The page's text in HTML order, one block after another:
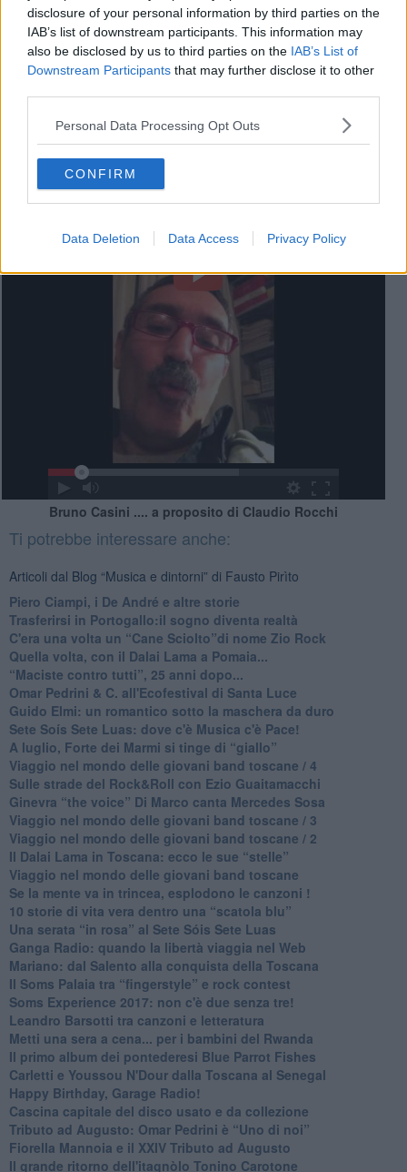
disclosure of your personal information by third parties on the
IAB’s list of downstream participants. This information may
also be disclosed by us to third parties on the IAB’s List of
Downstream Participants that may further disclose it to other
Personal Data Processing Opt Outs
CONFIRM
Data Deletion Data Access Privacy Policy
Bruno Casini presenta al Mama Beach di Torre Del Lago il suo
libro “Sex and the World"
Bruno Casini .... a proposito di Claudio Rocchi
Ti potrebbe interessare anche:
Articoli dal Blog “Musica e dintorni” di Fausto Pirìto
​Piero Ciampi, i De André e altre storie
​Trasferirsi in Portogallo:il sogno diventa realtà
​C'era una volta un “Cane Sciolto”di nome Zio Rock
Quella volta, con il Dalai Lama a Pomaia...
​“Maciste contro tutti”, 25 anni dopo...
​Omar Pedrini & C. all'Ecofestival di Santa Luce
Guido Elmi: un romantico sotto la maschera da duro
Sete Soís Sete Luas: dove c'è Musica c'è Pace!
​A luglio, Forte dei Marmi si tinge di “giallo”
Viaggio nel mondo delle giovani band toscane / 4
Sulle strade del Rock&Roll con Ezio Guaitamacchi
​Ginevra “the voice” Di Marco canta Mercedes Sosa
Viaggio nel mondo delle giovani band toscane / 3
​Viaggio nel mondo delle giovani band toscane / 2
Il Dalai Lama in Toscana: ecco le sue “stelle”
Viaggio nel mondo delle giovani band toscane
Se la mente va in trincea, esplodono le canzoni !
​10 storie di vita vera dentro una “scatola blu”
​Una serata “in rosa” al Sete Sóis Sete Luas
Ganga Radio: quando la libertà viaggia nel Web
Mariano: dal Salento alla conquista della Toscana
​Il Soms Palaia tra “fingerstyle” e rock contest
Soms Experience 2017: non c'è due senza tre!
​Leandro Barsotti tra canzoni e letteratura
​Metti una sera a cena... per i bambini del Rwanda
​Il primo album dei pontederesi Blue Parrot Fishes
Carletti e Youssou N'Dour dalla Toscana al Senegal
Happy Birthday, Garage Radio!
​Cascina capitale del disco usato e da collezione
Tributo ad Augusto: Omar Pedrini è “Uno di noi”
​Fiorella Mannoia e il XXIV Tributo ad Augusto
Il grande ritorno dell'itagnòlo Tonino Carotone